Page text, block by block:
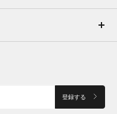
登録する